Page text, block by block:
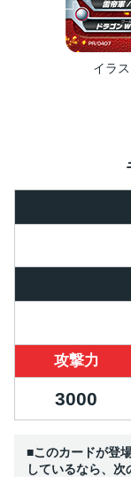
イラ
攻撃力
3000
■このカードが登
しているなら、次